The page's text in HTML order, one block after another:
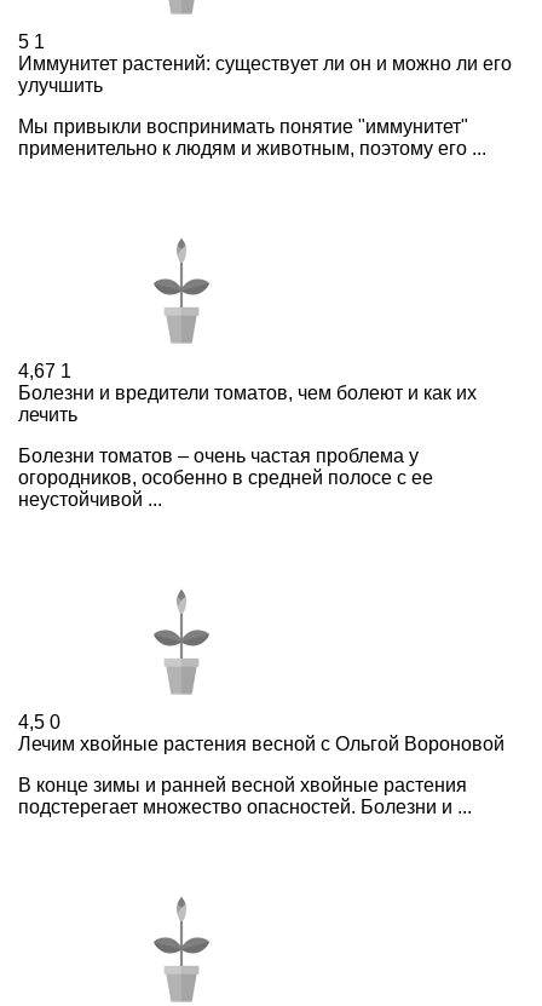
5 1
Иммунитет растений: существует ли он и можно ли его
улучшить
Мы привыкли воспринимать понятие "иммунитет"
применительно к людям и животным, поэтому его ...
4,67 1
Болезни и вредители томатов, чем болеют и как их
лечить
Болезни томатов – очень частая проблема у
огородников, особенно в средней полосе с ее
неустойчивой ...
4,5 0
Лечим хвойные растения весной с Ольгой Вороновой
В конце зимы и ранней весной хвойные растения
подстерегает множество опасностей. Болезни и ...